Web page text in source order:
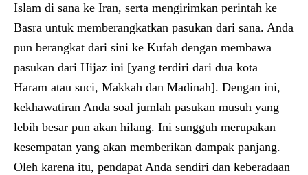
Islam di sana ke Iran, serta mengirimkan perintah ke
Basra untuk memberangkatkan pasukan dari sana. Anda
pun berangkat dari sini ke Kufah dengan membawa
pasukan dari Hijaz ini [yang terdiri dari dua kota
Haram atau suci, Makkah dan Madinah]. Dengan ini,
kekhawatiran Anda soal jumlah pasukan musuh yang
lebih besar pun akan hilang. Ini sungguh merupakan
kesempatan yang akan memberikan dampak panjang.
Oleh karena itu, pendapat Anda sendiri dan keberadaan